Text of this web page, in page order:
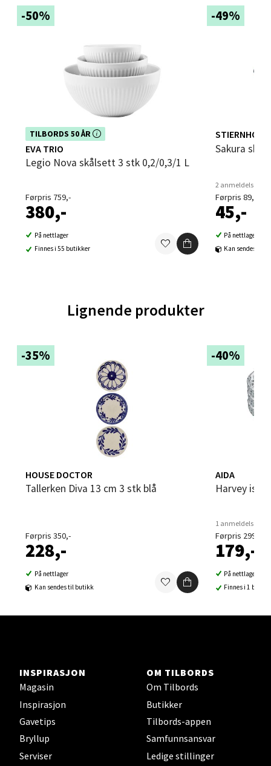
-50%
TILBORDS 50 ÅR
Dette produktet er inkludert i vår kampanje. Benytt
deg av rabatten i dag!
EVA TRIO
Legio Nova skålsett 3 stk 0,2/0,3/1 L
Førpris 759,-
380,-
På nettlager
Finnes i 55 butikker
-49%
STIERNHOLM
Sakura
2 anmeldelser
Førpris 89,-
45,-
På nettlager
Kan sendes til
Lignende produkter
-35%
HOUSE DOCTOR
Tallerken Diva 13 cm 3 stk blå
Førpris 350,-
228,-
På nettlager
Kan sendes til butikk
-40%
AIDA
Harvey
1 anmeldelse
Førpris 299,-
179,-
På nettlager
Finnes i 1 butikk
INSPIRASJON
Magasin
Inspirasjon
Gavetips
Bryllup
Serviser
OM TILBORDS
Om Tilbords
Butikker
Tilbords-appen
Samfunnsansvar
Ledige stillinger
Bergen - Thon Senter Åsane
Åsane Storsenter, 5116 Ulset
Velg
Bergen - Horisont
Myrdalsvegen 2, 5130 Nyborg
Åpent i dag 10-21
Bergen - Thon Senter Sartor
Sartorvegen 12, 5353 Straume
Åpent i dag 10-21
Aunasenteret, Sunndalsvegen 3, 7340 Oppdal
Åpent i dag 10-19
0 i butikk
Velg
Førde - Alti Førde
Åpent i dag 10-20